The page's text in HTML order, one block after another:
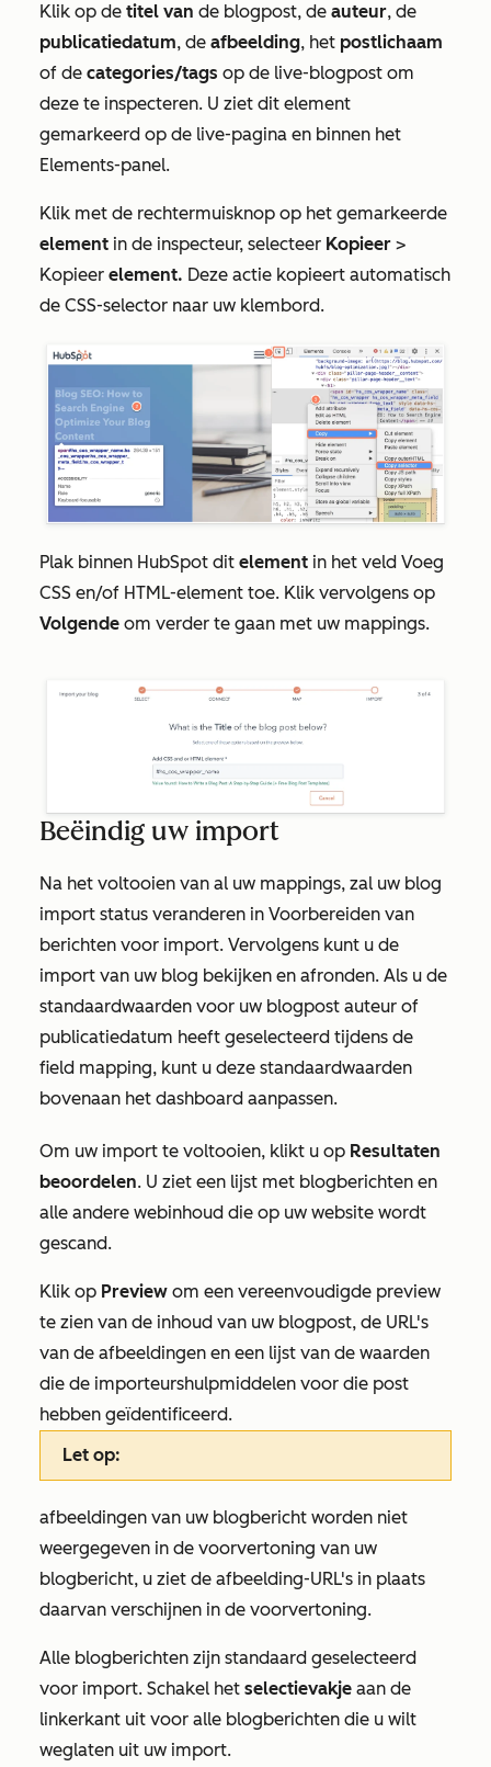
Klik op de titel van de blogpost, de auteur, de
publicatiedatum, de afbeelding, het postlichaam
of de categories/tags op de live-blogpost om
deze te inspecteren. U ziet dit element
gemarkeerd op de live-pagina en binnen het
Elements-panel.
Klik met de rechtermuisknop op het gemarkeerde
element in de inspecteur, selecteer Kopieer >
Kopieer element. Deze actie kopieert automatisch
de CSS-selector naar uw klembord.
Plak binnen HubSpot dit element in het veld Voeg
CSS en/of HTML-element toe. Klik vervolgens op
Volgende om verder te gaan met uw mappings.
Beëindig uw import
Na het voltooien van al uw mappings, zal uw blog
import status veranderen in Voorbereiden van
berichten voor import. Vervolgens kunt u de
import van uw blog bekijken en afronden. Als u de
standaardwaarden voor uw blogpost auteur of
publicatiedatum heeft geselecteerd tijdens de
field mapping, kunt u deze standaardwaarden
bovenaan het dashboard aanpassen.
Om uw import te voltooien, klikt u op Resultaten
beoordelen. U ziet een lijst met blogberichten en
alle andere webinhoud die op uw website wordt
gescand.
Klik op Preview om een vereenvoudigde preview
te zien van de inhoud van uw blogpost, de URL's
van de afbeeldingen en een lijst van de waarden
die de importeurshulpmiddelen voor die post
hebben geïdentificeerd.
Let op:
afbeeldingen van uw blogbericht worden niet
weergegeven in de voorvertoning van uw
blogbericht, u ziet de afbeelding-URL's in plaats
daarvan verschijnen in de voorvertoning.
Alle blogberichten zijn standaard geselecteerd
voor import. Schakel het selectievakje aan de
linkerkant uit voor alle blogberichten die u wilt
weglaten uit uw import.